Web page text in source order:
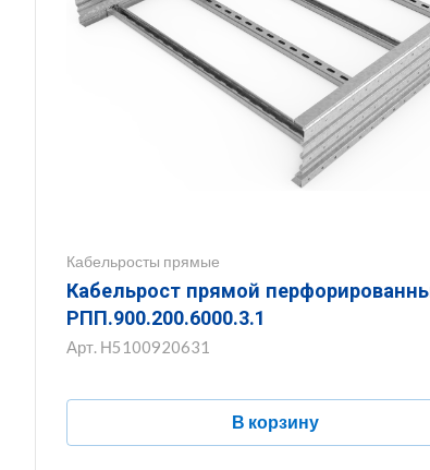
Кабельросты прямые
Кабельрост прямой
РПП.900.200.6000.3.1
Арт. Н5100920631
В корзину